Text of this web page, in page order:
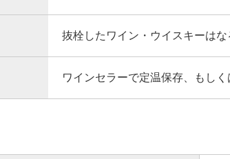
抜栓したワイン・ウイスキーは
ワインセラーで定温保存、もし